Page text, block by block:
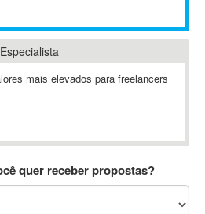
Especialista
mais elevados para freelancers
quer receber propostas?